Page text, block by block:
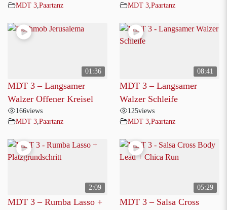
MDT 3 Paartanz
MDT 3 Paartanz
01:36
MDT 3 – Langsamer
Walzer Offener Kreisel
166views
MDT 3 Paartanz
08:41
MDT 3 – Langsamer
Walzer Schleife
125views
MDT 3 Paartanz
2:09
MDT 3 – Rumba Lasso +
05:29
MDT 3 – Salsa Cross